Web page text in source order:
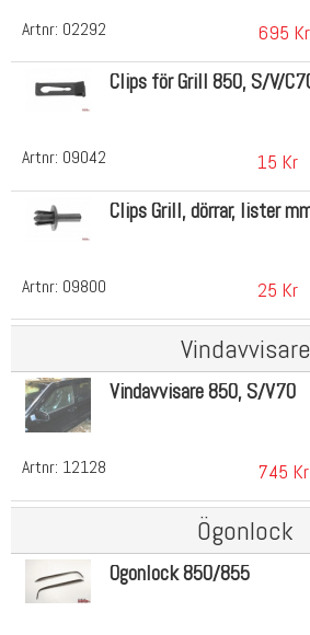
Artnr: 02292 695 Kr
Artnr: 09042
Clips för Grill 850, S/V/
15 Kr
Artnr: 09800
Clips Grill, dörrar, lister
25 Kr
Vindavvisare
Artnr: 12128
Vindavvisare 850, S/V70
745 Kr
Ögonlock
Ögonlock 850/855